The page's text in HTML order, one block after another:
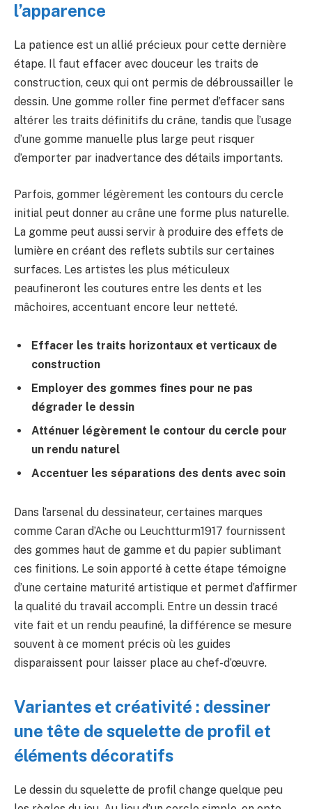
l’apparence
La patience est un allié précieux pour cette dernière
étape. Il faut effacer avec douceur les traits de
construction, ceux qui ont permis de débroussailler le
dessin. Une gomme roller fine permet d’effacer sans
altérer les traits définitifs du crâne, tandis que l’usage
d’une gomme manuelle plus large peut risquer
d’emporter par inadvertance des détails importants.
Parfois, gommer légèrement les contours du cercle
initial peut donner au crâne une forme plus naturelle.
La gomme peut aussi servir à produire des effets de
lumière en créant des reflets subtils sur certaines
surfaces. Les artistes les plus méticuleux
peaufineront les coutures entre les dents et les
mâchoires, accentuant encore leur netteté.
Effacer les traits horizontaux et verticaux de
construction
Employer des gommes fines pour ne pas
dégrader le dessin
Atténuer légèrement le contour du cercle pour
un rendu naturel
Accentuer les séparations des dents avec soin
Dans l’arsenal du dessinateur, certaines marques
comme Caran d’Ache ou Leuchtturm1917 fournissent
des gommes haut de gamme et du papier sublimant
ces finitions. Le soin apporté à cette étape témoigne
d’une certaine maturité artistique et permet d’affirmer
la qualité du travail accompli. Entre un dessin tracé
vite fait et un rendu peaufiné, la différence se mesure
souvent à ce moment précis où les guides
disparaissent pour laisser place au chef-d’œuvre.
Variantes et créativité : dessiner
une tête de squelette de profil et
éléments décoratifs
Le dessin du squelette de profil change quelque peu